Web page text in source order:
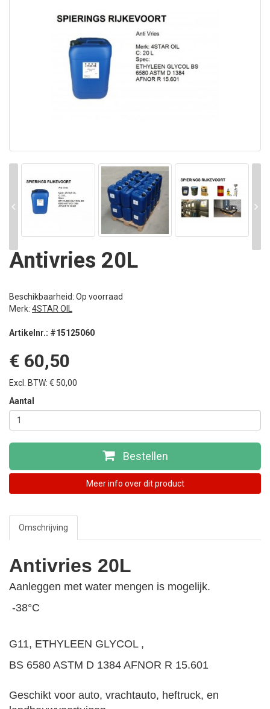
Antivries 20L
Beschikbaarheid: Op voorraad
Merk: 4STAR OIL
Artikelnr.: #15125060
€ 60,50
Excl. BTW: € 50,00
Aantal
Bestellen
Meer info over dit product
Omschrijving
Antivries 20L
Aanleggen met water mengen is mogelijk.
-38°C
G11, ETHYLEEN GLYCOL ,
BS 6580 ASTM D 1384 AFNOR R 15.601
Geschikt voor auto, vrachtauto, heftruck, en